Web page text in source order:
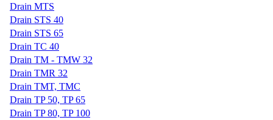
Drain MTS
Drain STS 40
Drain STS 65
Drain TC 40
Drain TM - TMW 32
Drain TMR 32
Drain TMT, TMC
Drain TP 50, TP 65
Drain TP 80, TP 100